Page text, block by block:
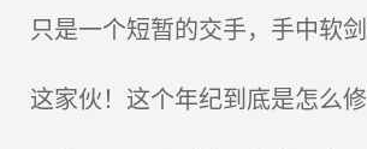
只是一个短暂的交手，手中软
这家伙！这个年纪到底是怎么修